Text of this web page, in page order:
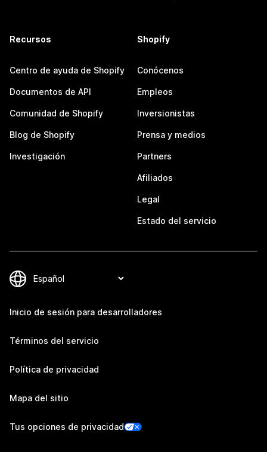
Recursos
Centro de ayuda de Shopify
Documentos de API
Comunidad de Shopify
Blog de Shopify
Investigación
Shopify
Conócenos
Empleos
Inversionistas
Prensa y medios
Partners
Afiliados
Legal
Estado del servicio
Inicio de sesión para desarrolladores
Términos del servicio
Política de privacidad
Mapa del sitio
Tus opciones de privacidad